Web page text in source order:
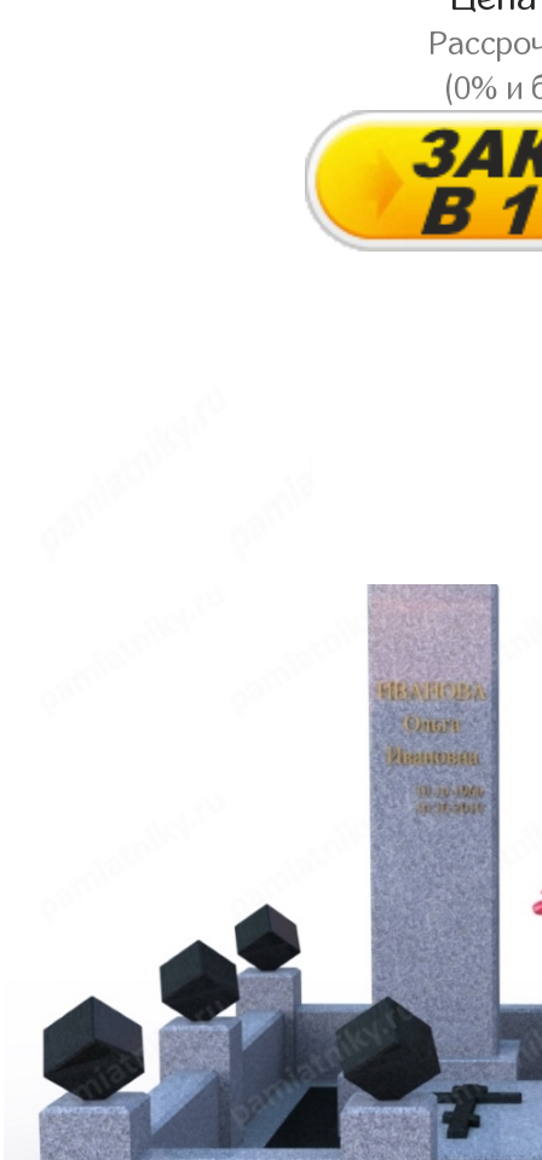
(0% и